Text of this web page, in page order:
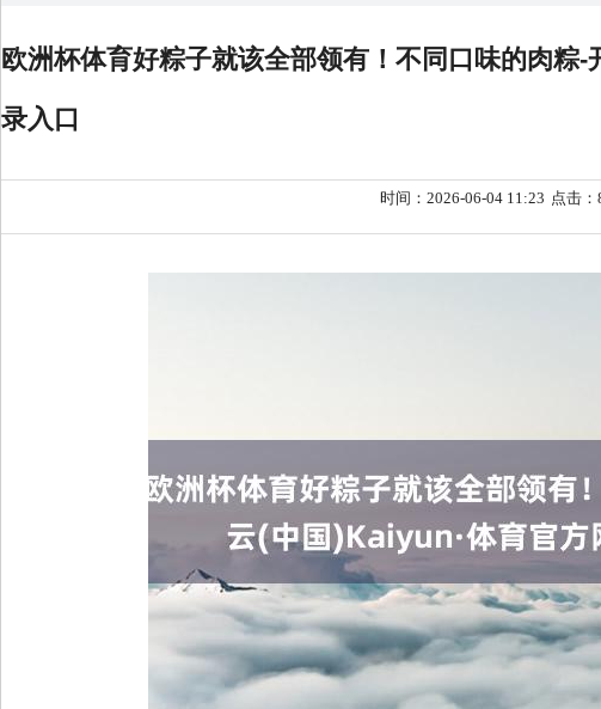
欧洲杯体育好粽子就该全部领有！不同口味的肉粽
录入口
时间：2026-06-04 11:23 点击：